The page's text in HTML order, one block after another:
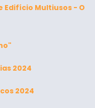
Multiusos - O
2024
2024